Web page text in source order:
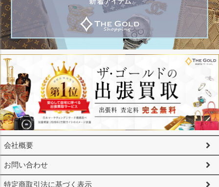
会社概要
お問い合わせ
特定商取引法に基づく表示